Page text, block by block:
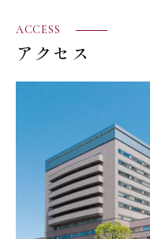
ACCESS
アクセス